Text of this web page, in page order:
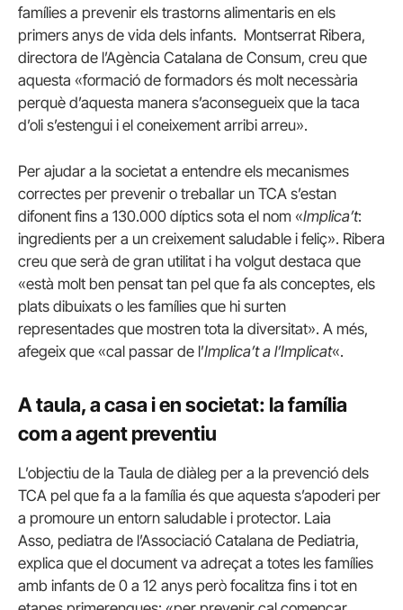
famílies a prevenir els trastorns alimentaris en els
primers anys de vida dels infants. Montserrat Ribera,
directora de l’Agència Catalana de Consum, creu que
aquesta «formació de formadors és molt necessària
perquè d’aquesta manera s’aconsegueix que la taca
d’oli s’estengui i el coneixement arribi arreu».
Per ajudar a la societat a entendre els mecanismes
correctes per prevenir o treballar un TCA s’estan
difonent fins a 130.000 díptics sota el nom «Implica’t:
ingredients per a un creixement saludable i feliç». Ribera
creu que serà de gran utilitat i ha volgut destaca que
«està molt ben pensat tan pel que fa als conceptes, els
plats dibuixats o les famílies que hi surten
representades que mostren tota la diversitat». A més,
afegeix que «cal passar de l’Implica’t a l’Implicat«.
A taula, a casa i en societat: la família
com a agent preventiu
L’objectiu de la Taula de diàleg per a la prevenció dels
TCA pel que fa a la família és que aquesta s’apoderi per
a promoure un entorn saludable i protector. Laia
Asso, pediatra de l’Associació Catalana de Pediatria,
explica que el document va adreçat a totes les famílies
amb infants de 0 a 12 anys però focalitza fins i tot en